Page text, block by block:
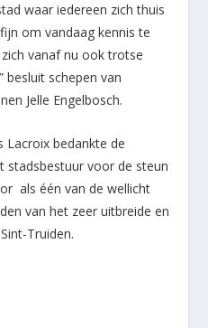
waar iedereen zich thuis
om vandaag kennis te
vanaf nu ook trotse
besluit schepen van
Jelle Engelbosch.
Lacroix bedankte de
stadsbestuur voor de steun
als één van de wellicht
van het zeer uitbreide en
Truiden.